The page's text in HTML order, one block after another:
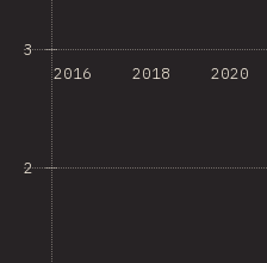
2
3
2016 2018 2020